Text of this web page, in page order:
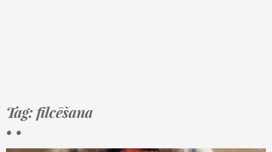
Tag: filcēšana
• •